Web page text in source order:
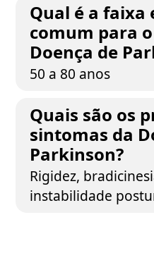
Qual é a faixa
comum para
Doença de
50 a 80 anos
Quais são os
sintomas da
Parkinson?
Rigidez,
instabilidade